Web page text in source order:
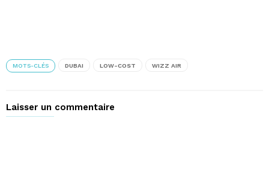
MOTS-CLÉS DUBAI LOW-COST WIZZ AIR
Laisser un commentaire